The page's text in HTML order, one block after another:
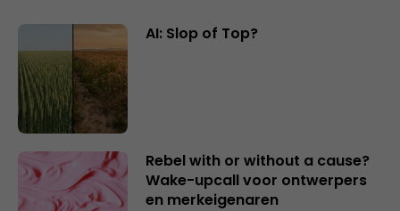
AI: Slop of Top?
Rebel with or without a cause?
Wake-upcall voor ontwerpers
en merkeigenaren